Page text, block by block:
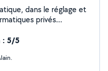
dans le réglage et
privés
et la conduite en
pour le transfert
pas à faire
: 5/5